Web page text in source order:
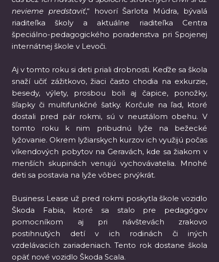
nevieme predstaviť,“ hovorí Šarlota Múdra, bývalá
riaditeľka školy a aktuálne riaditeľka Centra
špeciálno-pedagogického poradenstva pri Spojenej
internátnej škole v Levoči.
Aj v tomto roku si deti priali drobnosti. Keďže sa škola
snaží učiť zážitkovo, žiaci často chodia na exkurzie,
besedy, výlety, prosbou boli aj čapice, ponožky,
šľapky či multifunkčné šatky. Korčule na ľad, ktoré
dostali pred pár rokmi, sú v neustálom obehu. V
tomto roku k nim pribudnú lyže na bežecké
lyžovanie. Okrem lyžiarskych kurzov ich využijú počas
víkendových pobytov na Geravách, kde sa žiakom v
menších skupinách venujú vychovávatelia. Mnohé
deti sa postavia na lyže vôbec prvýkrát.
Business Lease už pred rokmi poskytla škole vozidlo
Škoda Fabia, ktoré sa stalo pre pedagógov
pomocníkom aj pri návštevách zrakovo
postihnutých detí v ich rodinách či iných
vzdelávacích zariadeniach. Tento rok dostane škola
opäť nové vozidlo Škoda Scala.